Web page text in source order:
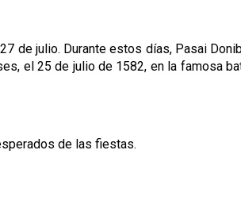
de julio. Durante estos días, Pasai
el 25 de julio de 1582, en la famosa
de las fiestas.